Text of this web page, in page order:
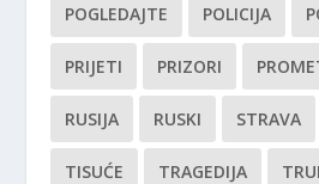
POGLEDAJTE POLICIJA
PRIJETI PRIZORI
RUSIJA RUSKI STRAVA
TISUĆE TRAGEDIJA